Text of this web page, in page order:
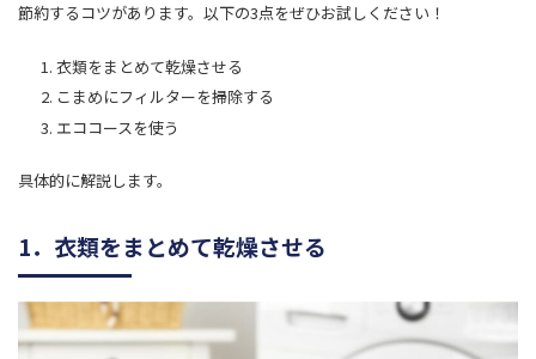
節約するコツがあります。以下の3点をぜひお試しください！
衣類をまとめて乾燥させる
こまめにフィルターを掃除する
エココースを使う
具体的に解説します。
1．衣類をまとめて乾燥させる